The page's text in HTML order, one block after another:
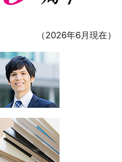
（2026年6月現在）